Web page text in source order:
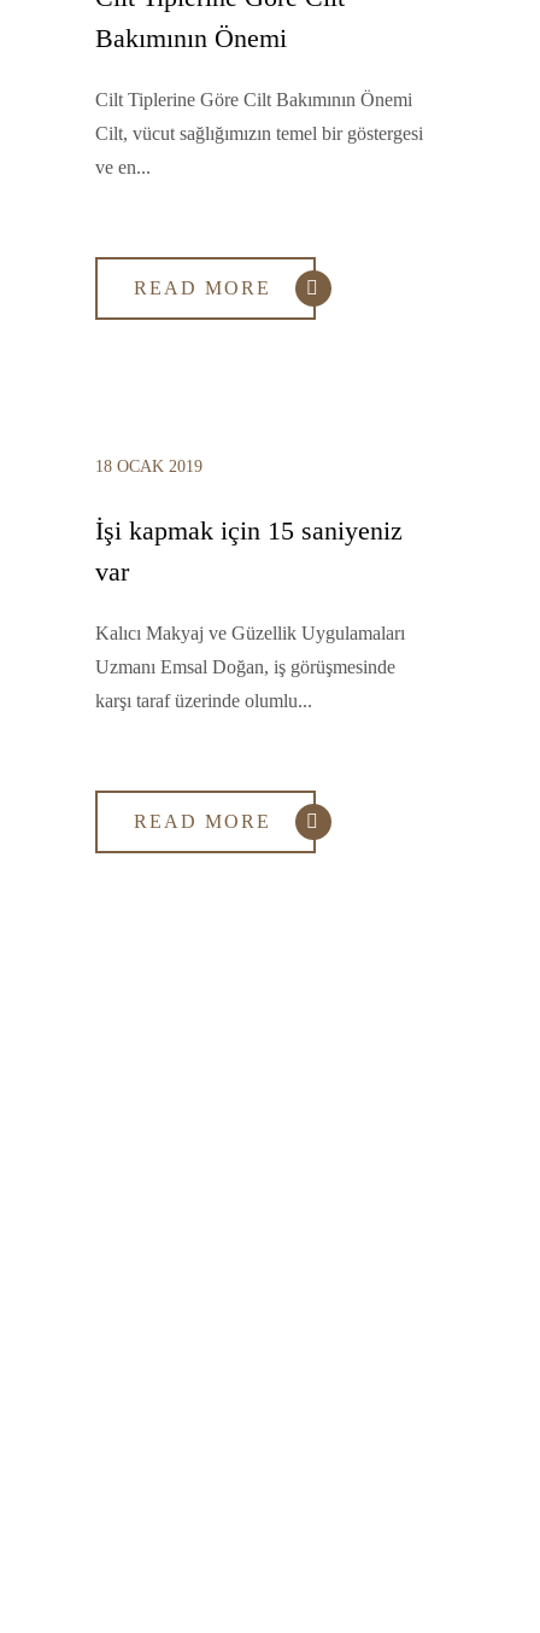
Bakımının Önemi
Cilt Tiplerine Göre Cilt Bakımının Önemi
Cilt, vücut sağlığımızın temel bir göstergesi
ve en...
READ MORE
18 OCAK 2019
İşi kapmak için 15 saniyeniz
var
Kalıcı Makyaj ve Güzellik Uygulamaları
Uzmanı Emsal Doğan, iş görüşmesinde
karşı taraf üzerinde olumlu...
READ MORE